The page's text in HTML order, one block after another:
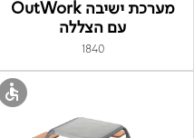
מערכת ישיבה OutWork
עם הצללה
1840